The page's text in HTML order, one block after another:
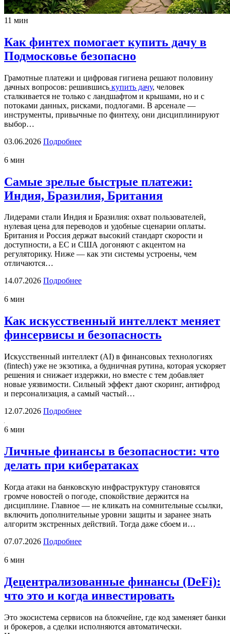
11 мин
Как финтех помогает купить дачу в
Подмосковье безопасно
Грамотные платежи и цифровая гигиена решают половину
дачных вопросов: решившись купить дачу, человек
сталкивается не только с ландшафтом и крышами, но и с
потоками данных, рисками, подлогами. В арсенале —
инструменты, привычные по финтеху, они дисциплинируют
выбор…
03.06.2026 Подробнее
6 мин
Самые зрелые быстрые платежи:
Индия, Бразилия, Британия
Лидерами стали Индия и Бразилия: охват пользователей,
нулевая цена для переводов и удобные сценарии оплаты.
Британия и Россия держат высокий стандарт скорости и
доступности, а ЕС и США догоняют с акцентом на
регуляторику. Ниже — как эти системы устроены, чем
отличаются…
14.07.2026 Подробнее
6 мин
Как искусственный интеллект меняет
финсервисы и безопасность
Искусственный интеллект (AI) в финансовых технологиях
(fintech) уже не экзотика, а будничная рутина, которая ускоряет
решения и снижает издержки, но вместе с тем добавляет
новые уязвимости. Сильный эффект дают скоринг, антифрод
и персонализация, а самый частый…
12.07.2026 Подробнее
6 мин
Личные финансы в безопасности: что
делать при кибератаках
Когда атаки на банковскую инфраструктуру становятся
громче новостей о погоде, спокойствие держится на
дисциплине. Главное — не кликать на сомнительные ссылки,
включить дополнительные уровни защиты и заранее знать
алгоритм экстренных действий. Тогда даже сбоем и…
07.07.2026 Подробнее
6 мин
Децентрализованные финансы (DeFi):
что это и когда инвестировать
Это экосистема сервисов на блокчейне, где код заменяет банки
и брокеров, а сделки исполняются автоматически.